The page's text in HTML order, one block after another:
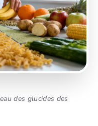
des glucides des